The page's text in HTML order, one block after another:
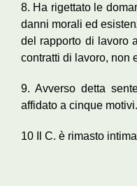
8. Ha rigettato le
danni morali ed
del rapporto di lavoro
contratti di lavoro, non
9. Avverso detta
affidato a cinque motivi.
10 Il C. è rimasto